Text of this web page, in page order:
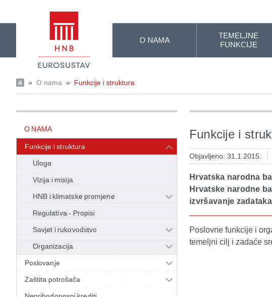
O NAMA
TEMELJNE
FUNKCIJE
» O nama » Funkcije i struktura
O NAMA
Funkcije i struktura
Uloga
Vizija i misija
HNB i klimatske promjene
Regulativa - Propisi
Savjet i rukovodstvo
Organizacija
Poslovanje
Zaštita potrošača
Funkcije i
Objavljeno: 31.1.2015.
Hrvatska narodna
Hrvatske narodne
izvršavanje
Poslovne funkcije i
temeljni cilj i zadaće